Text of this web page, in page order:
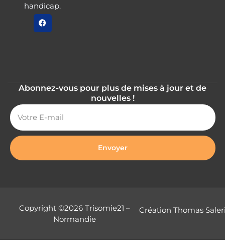
handicap.
Abonnez-vous pour plus de mises à jour et de
nouvelles !
Envoyer
Copyright ©2026 Trisomie21 –
Normandie
Création Thomas